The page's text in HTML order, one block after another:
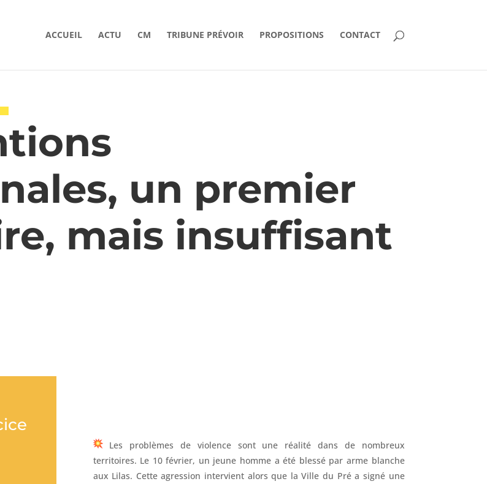
ACCUEIL ACTU CM TRIBUNE PRÉVOIR PROPOSITIONS CONTACT
un premier
mais insuffisant
Les problèmes de violence sont une réalité dans de nombreux
territoires. Le 10 février, un jeune homme a été blessé par arme blanche
aux Lilas. Cette agression intervient alors que la Ville du Pré a signé une